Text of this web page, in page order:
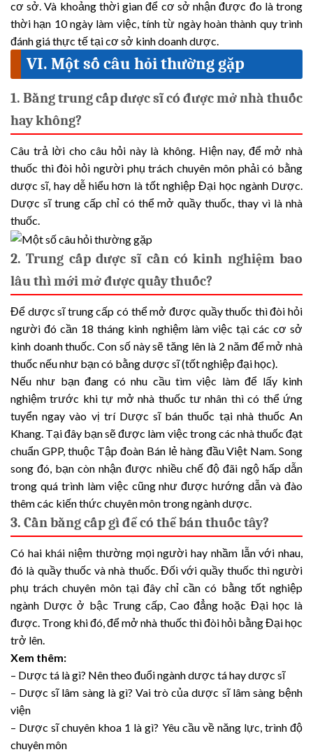
cơ sở. Và khoảng thời gian để cơ sở nhận được đo là trong
thời hạn 10 ngày làm việc, tính từ ngày hoàn thành quy trình
đánh giá thực tế tại cơ sở kinh doanh dược.
VI. Một số câu hỏi thường gặp
1. Bằng trung cấp dược sĩ có được mở nhà thuốc
hay không?
Câu trả lời cho câu hỏi này là không. Hiện nay, để mở nhà
thuốc thì đòi hỏi người phụ trách chuyên môn phải có bằng
dược sĩ, hay dễ hiểu hơn là tốt nghiệp Đại học ngành Dược.
Dược sĩ trung cấp chỉ có thể mở quầy thuốc, thay vì là nhà
thuốc.
2. Trung cấp dược sĩ cần có kinh nghiệm bao
lâu thì mới mở được quầy thuốc?
Để dược sĩ trung cấp có thể mở được quầy thuốc thì đòi hỏi
người đó cần 18 tháng kinh nghiệm làm việc tại các cơ sở
kinh doanh thuốc. Con số này sẽ tăng lên là 2 năm để mở nhà
thuốc nếu như bạn có bằng dược sĩ (tốt nghiệp đại học).
Nếu như bạn đang có nhu cầu tìm việc làm để lấy kinh
nghiệm trước khi tự mở nhà thuốc tư nhân thì có thể ứng
tuyển ngay vào vị trí Dược sĩ bán thuốc tại nhà thuốc An
Khang. Tại đây bạn sẽ được làm việc trong các nhà thuốc đạt
chuẩn GPP, thuộc Tập đoàn Bán lẻ hàng đầu Việt Nam. Song
song đó, bạn còn nhận được nhiều chế độ đãi ngộ hấp dẫn
trong quá trình làm việc cũng như được hướng dẫn và đào
thêm các kiến thức chuyên môn trong ngành dược.
3. Cần bằng cấp gì để có thể bán thuốc tây?
Có hai khái niệm thường mọi người hay nhầm lẫn với nhau,
đó là quầy thuốc và nhà thuốc. Đối với quầy thuốc thì người
phụ trách chuyên môn tại đây chỉ cần có bằng tốt nghiệp
ngành Dược ở bậc Trung cấp, Cao đẳng hoặc Đại học là
được. Trong khi đó, để mở nhà thuốc thì đòi hỏi bằng Đại học
trở lên.
Xem thêm:
– Dược tá là gì? Nên theo đuổi ngành dược tá hay dược sĩ
– Dược sĩ lâm sàng là gì? Vai trò của dược sĩ lâm sàng bệnh
viện
– Dược sĩ chuyên khoa 1 là gì? Yêu cầu về năng lực, trình độ
chuyên môn